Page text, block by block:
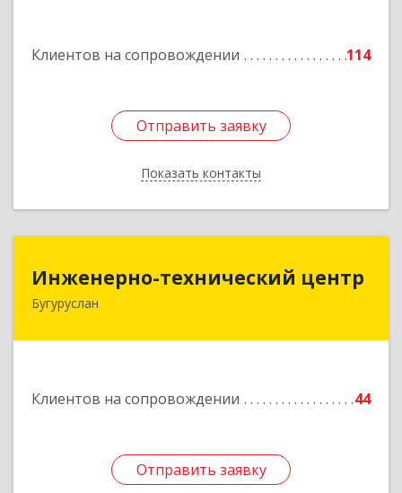
Клиентов на сопровождении 114
Отправить заявку
Показать контакты
Отправить заявку
Назад
Инженерно-технический центр
Бугуруслан
Клиентов на сопровождении 44
Отправить заявку
Инженерно-технический центр
461633, Оренбургская обл, Бугуруслан г,
Отправить заявку